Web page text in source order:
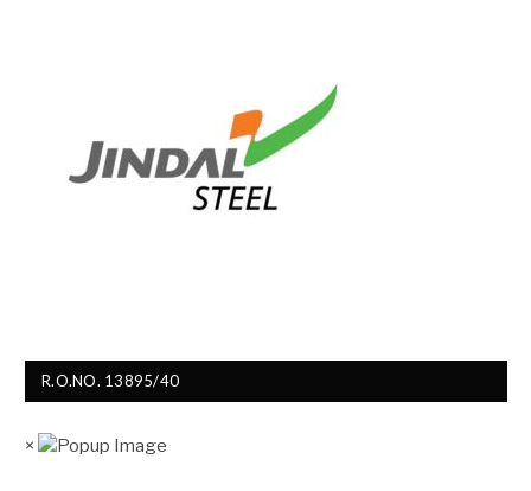
R.O.NO. 13895/40
×